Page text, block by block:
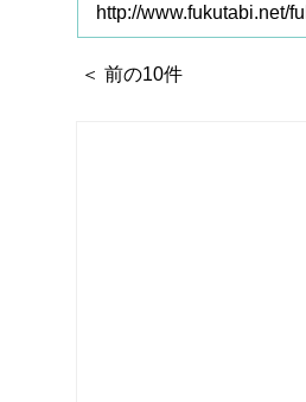
http://www.fukutabi.net/
＜ 前の10件